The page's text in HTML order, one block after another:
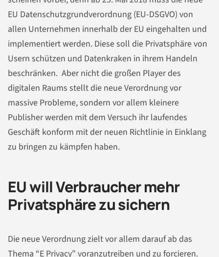
EU Datenschutzgrundverordnung (EU-DSGVO) von
allen Unternehmen innerhalb der EU eingehalten und
implementiert werden. Diese soll die Privatsphäre von
Usern schützen und Datenkraken in ihrem Handeln
beschränken. Aber nicht die großen Player des
digitalen Raums stellt die neue Verordnung vor
massive Probleme, sondern vor allem kleinere
Publisher werden mit dem Versuch ihr laufendes
Geschäft konform mit der neuen Richtlinie in Einklang
zu bringen zu kämpfen haben.
EU will Verbraucher mehr
Privatsphäre zu sichern
Die neue Verordnung zielt vor allem darauf ab das
Thema “E Privacy” voranzutreiben und zu forcieren.